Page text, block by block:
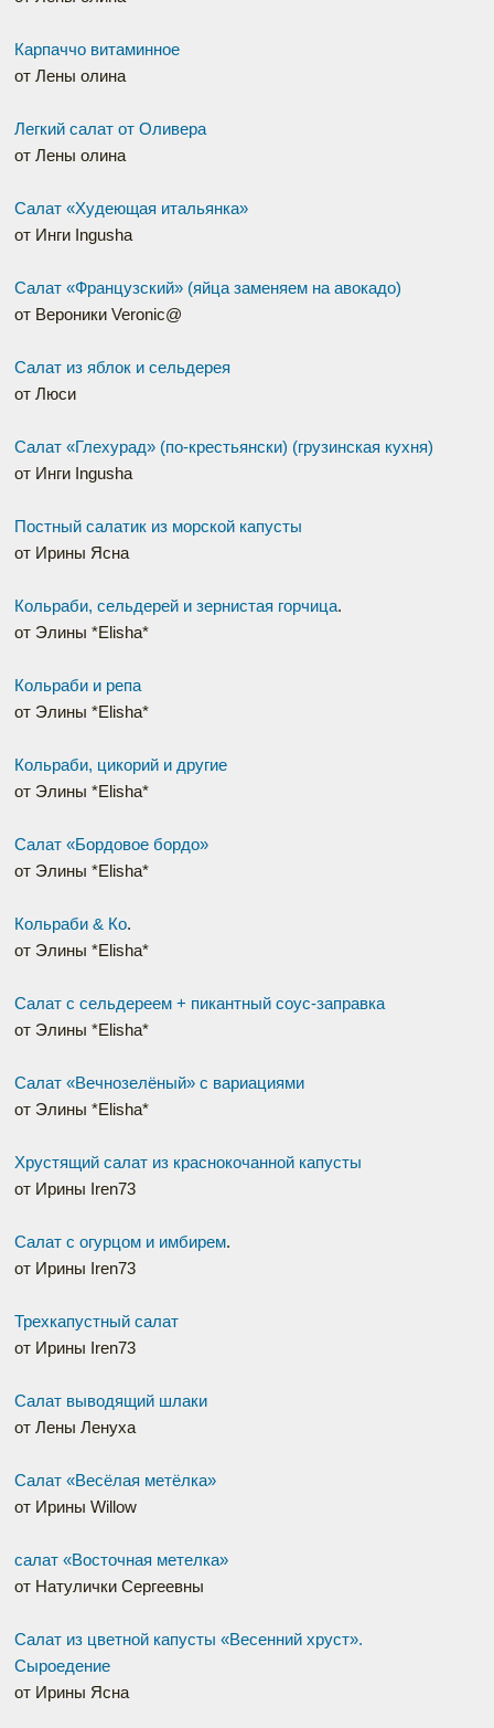
Карпаччо витаминное
от Лены олина
Легкий салат от Оливера
от Лены олина
Салат «Худеющая итальянка»
от Инги Ingusha
Салат «Французский» (яйца заменяем на авокадо)
от Вероники Veronic@
Салат из яблок и сельдерея
от Люси
Салат «Глехурад» (по-крестьянски) (грузинская кухня)
от Инги Ingusha
Постный салатик из морской капусты
от Ирины Ясна
Кольраби, сельдерей и зернистая горчица.
от Элины *Elisha*
Кольраби и репа
от Элины *Elisha*
Кольраби, цикорий и другие
от Элины *Elisha*
Салат «Бордовое бордо»
от Элины *Elisha*
Кольраби & Ко.
от Элины *Elisha*
Салат с сельдереем + пикантный соус-заправка
от Элины *Elisha*
Салат «Вечнозелёный» с вариациями
от Элины *Elisha*
Хрустящий салат из краснокочанной капусты
от Ирины Iren73
Салат с огурцом и имбирем.
от Ирины Iren73
Трехкапустный салат
от Ирины Iren73
Салат выводящий шлаки
от Лены Ленуха
Салат «Весёлая метёлка»
от Ирины Willow
салат «Восточная метелка»
от Натулички Сергеевны
Салат из цветной капусты «Весенний хруст».
Сыроедение
от Ирины Ясна